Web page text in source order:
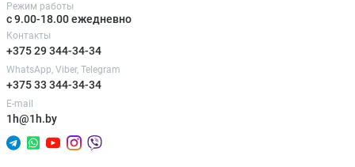
Режим работы
с 9.00-18.00 ежедневно
Контакты
+375 29 344-34-34
WhatsApp, Viber, Telegram
+375 33 344-34-34
E-mail
1h@1h.by